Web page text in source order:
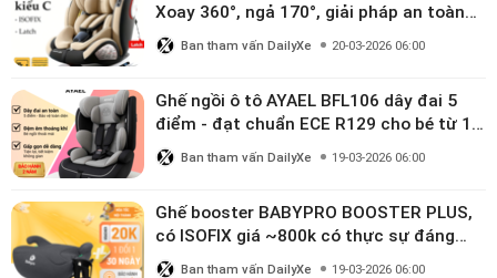
Xoay 360°, ngả 170°, giải pháp an toàn
linh hoạt cho bé 0–10 tuổi
Ban tham vấn DailyXe 20-03-2026 06:00
Ghế ngồi ô tô AYAEL BFL106 dây đai 5
điểm - đạt chuẩn ECE R129 cho bé từ 1–
10 tuổi
Ban tham vấn DailyXe 19-03-2026 06:00
Ghế booster BABYPRO BOOSTER PLUS,
có ISOFIX giá ~800k có thực sự đáng
mua?
Ban tham vấn DailyXe 19-03-2026 06:00